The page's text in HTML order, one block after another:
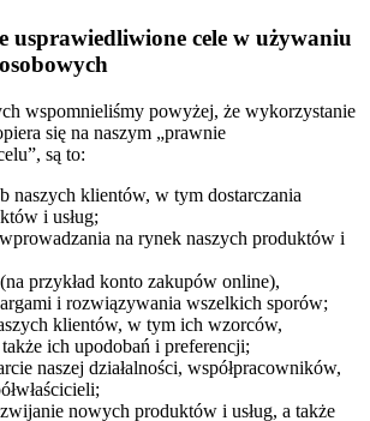
usprawiedliwione cele w używaniu
wspomnieliśmy powyżej, że wykorzystanie
się na naszym „prawnie
są to:
naszych klientów, w tym dostarczania
i usług;
na rynek naszych produktów i
przykład konto zakupów online),
i rozwiązywania wszelkich sporów;
klientów, w tym ich wzorców,
ich upodobań i preferencji;
naszej działalności, współpracowników,
nowych produktów i usług, a także